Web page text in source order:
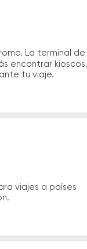
La terminal de
encontrar kioscos,
tu viaje.
viajes a países